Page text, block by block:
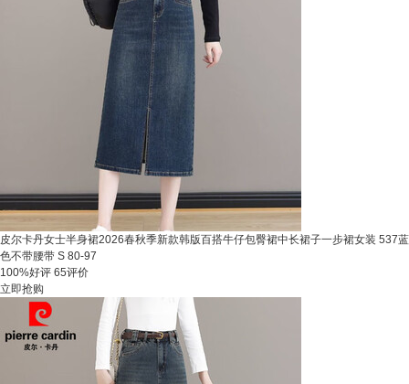
皮尔卡丹女士半身裙2026春秋季新款韩版百搭牛仔包臀裙中长裙子一步裙女装 537蓝
色不带腰带 S 80-97
100%好评 65评价
立即抢购